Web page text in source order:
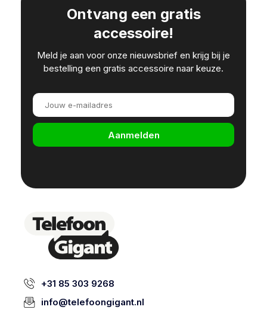
Ontvang een gratis
accessoire!
Meld je aan voor onze nieuwsbrief en krijg bij je
bestelling een gratis accessoire naar keuze.
Aanmelden
+31 85 303 9268
info@telefoongigant.nl